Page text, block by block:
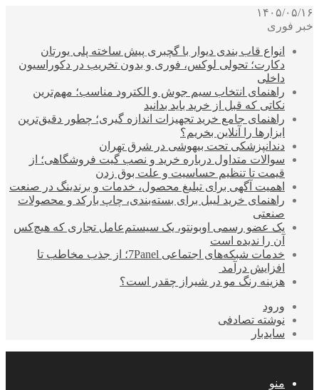
۱۴۰۵/۰۵/۱۶
خبر فوری
انواع قاب بندی دیوار با گچبری پیش ساخته پلی یورتان
دکارت؛ تحولی لوکس، فوری و بدون تخریب در دکوراسیون
داخلی
راهنمای انتخاب سیم جوش و الکترود مناسب؛ مهم‌ترین
نکاتی که قبل از خرید باید بدانید
راهنمای جامع خرید تجهیزات اندازه گیری؛ چطور دقیق‌ترین
ابزارها را آنلاین بخریم؟
دندانپزشکی تحت بیهوشی در شرق تهران
سوالات متداول درباره خرید و نصب گیت فروشگاهی؛ از
قیمت تا تنظیم حساسیت و علت بوق زدن
اهمیت آگهی برای تبلیغ محصول، خدمات و برندینگ در صنعت
راهنمای خرید لیبل برای بسته‌بندی، چاپ بارکد و محصولات
صنعتی
یک عضو رسمی اوبونتو، یک سیستم‌عامل تجاری که هیچ‌کس
آن را ندیده است
خدمات شبکه‌های اجتماعی 7Panel؛ از جذب مخاطب تا
افزایش درآمد
هزینه رنگ مو در شیراز چقدر است؟
ورود
نوشته تصادفی
سایدبار
منو